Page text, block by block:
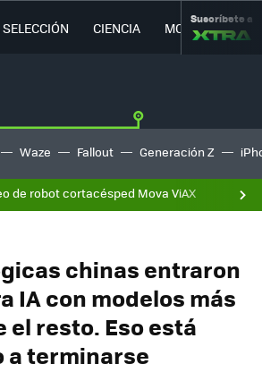
CIENCIA MOVILIDAD
Suscríbete a
Waze Fallout Generación Z
de robot cortacésped Mova ViAX
chinas entraron
IA con modelos más
el resto. Eso está
a terminarse